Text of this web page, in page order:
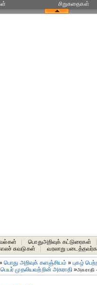
சிறுகதைகள்
பொதுஅறிவுக் கட்டுரைகள்
சுவடுகள் வரலாறு
பொது அறிவுக் களஞ்சியம் »புகழ்
பெயர் முதலியவற்றின் அகராதி»அகராதி